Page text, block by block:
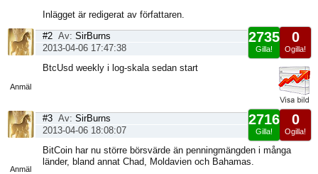
Inlägget är redigerat av författaren.
Anmäl
0
Ogilla!
2735
Gilla!
#2 Av: SirBurns
2013-04-06 17:47:38
BtcUsd weekly i log-skala sedan start
Anmäl
0
Ogilla!
2716
Gilla!
#3 Av: SirBurns
2013-04-06 18:08:07
BitCoin har nu större börsvärde än penningmängden i många
länder, bland annat Chad, Moldavien och Bahamas.